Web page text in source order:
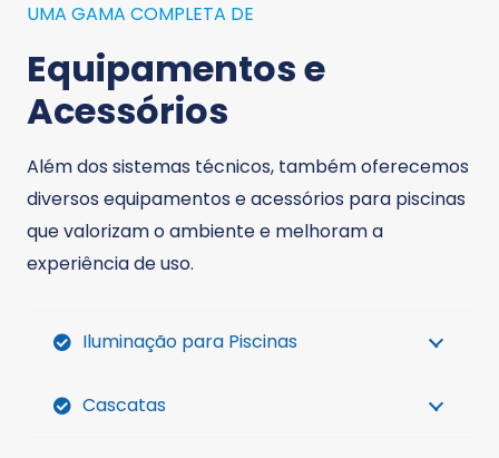
UMA GAMA COMPLETA DE
Equipamentos e
Acessórios
Além dos sistemas técnicos, também oferecemos
diversos equipamentos e acessórios para piscinas
que valorizam o ambiente e melhoram a
experiência de uso.
Iluminação para Piscinas
Cascatas